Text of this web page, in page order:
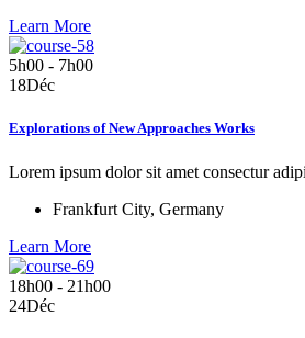
Learn More
5h00 - 7h00
18Déc
Explorations of New Approaches Works
Lorem ipsum dolor sit amet consectur
Frankfurt City, Germany
Learn More
18h00 - 21h00
24Déc